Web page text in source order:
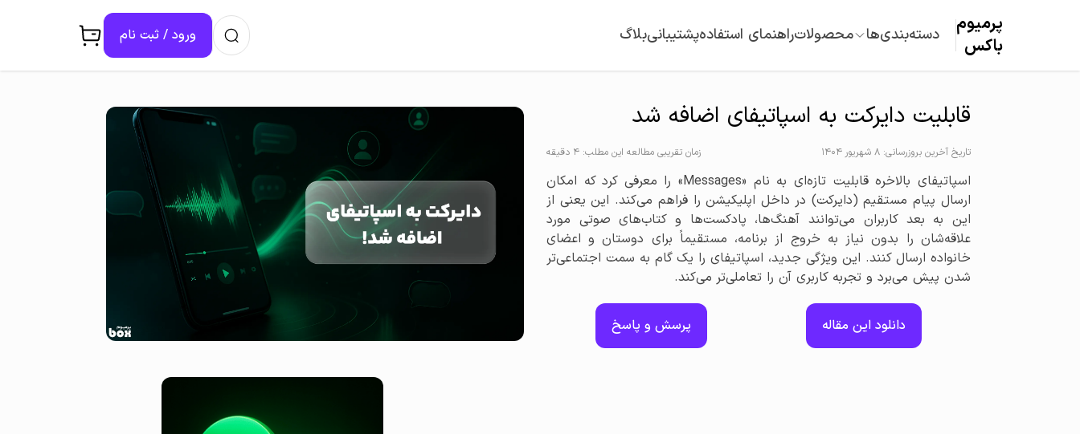
پرمیوم‌
باکس
دسته‌بندی‌ها محصولاتراهنمای استفادهپشتیبانیبلاگ ورود / ثبت ‌نام
قابلیت دایرکت به اسپاتیفای اضافه شد
تاریخ آخرین بروزرسانی: 8 شهریور 1404 زمان تقریبی مطالعه این مطلب: 4 دقیقه
اسپاتیفای بالاخره قابلیت تازه‌ای به نام «Messages» را معرفی کرد که امکان
ارسال پیام مستقیم (دایرکت) در داخل اپلیکیشن را فراهم می‌کند. این یعنی از
این به بعد کاربران می‌توانند آهنگ‌ها، پادکست‌ها و کتاب‌های صوتی مورد
علاقه‌شان را بدون نیاز به خروج از برنامه، مستقیماً برای دوستان و اعضای
خانواده ارسال کنند. این ویژگی جدید، اسپاتیفای را یک گام به سمت اجتماعی‌تر
شدن پیش می‌برد و تجربه کاربری آن را تعاملی‌تر می‌کند.
دانلود این مقاله پرسش و پاسخ